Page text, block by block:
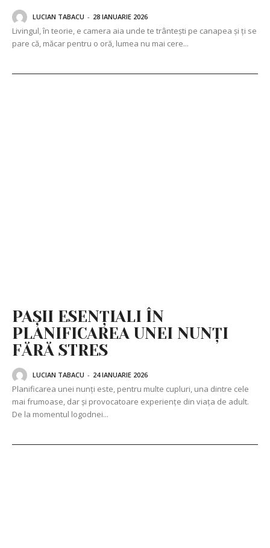
LUCIAN TABACU - 28 IANUARIE 2026
Livingul, în teorie, e camera aia unde te trântești pe canapea și ți se
pare că, măcar pentru o oră, lumea nu mai cere...
PAȘII ESENȚIALI ÎN
PLANIFICAREA UNEI NUNȚI
FĂRĂ STRES
LUCIAN TABACU - 24 IANUARIE 2026
Planificarea unei nunți este, pentru multe cupluri, una dintre cele
mai frumoase, dar și provocatoare experiențe din viața de adult.
De la momentul logodnei...